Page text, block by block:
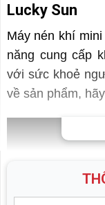
Lucky Sun
Máy nén khí
năng cung cấp
với sức khoẻ
về sản phẩm,